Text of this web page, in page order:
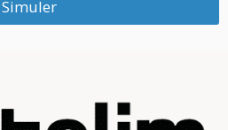
Simuler